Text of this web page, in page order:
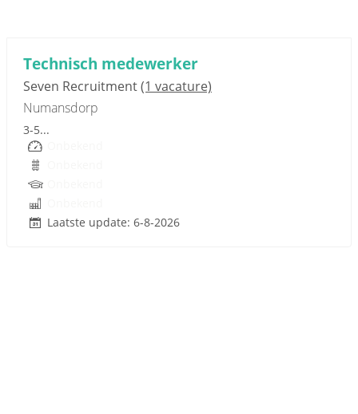
Technisch medewerker
Seven Recruitment(1 vacature)
Numansdorp
3-5...
Laatste update: 6-8-2026